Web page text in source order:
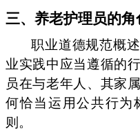
三、养老护理员的
职业道德规范概
业实践中应当遵循的
员在与老年人、其家
何恰当运用公共行为
则。